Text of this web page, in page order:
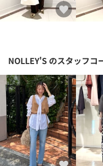
NOLLEY'S のスタッフコ